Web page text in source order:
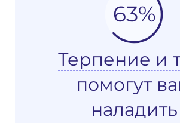
63%
Терпение и
помогут
наладить